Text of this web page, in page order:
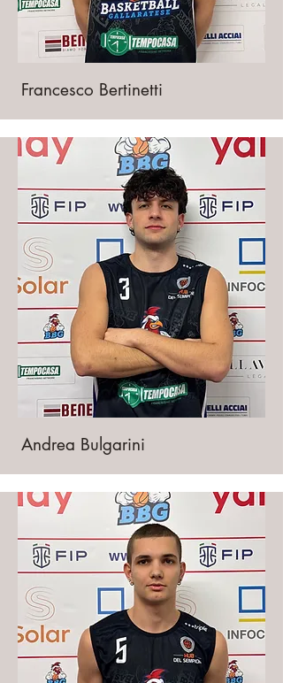
Francesco Bertinetti
Andrea Bulgarini